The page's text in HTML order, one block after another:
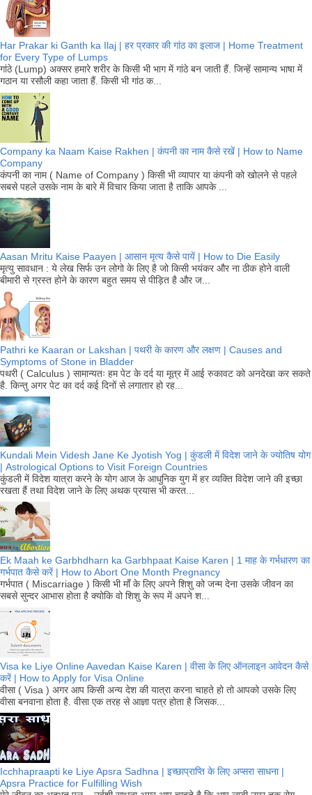
Har Prakar ki Ganth ka Ilaj | हर प्रकार की गांठ का इलाज | Home Treatment
for Every Type of Lumps
गांठे (Lump) अक्सर हमारे शरीर के किसी भी भाग में गांठे बन जाती हैं. जिन्हें सामान्य भाषा में
गठान या रसौली कहा जाता हैं. किसी भी गांठ क...
Company ka Naam Kaise Rakhen | कंपनी का नाम कैसे रखें | How to Name
Company
कंपनी का नाम ( Name of Company ) किसी भी व्यापार या कंपनी को खोलने से पहले
सबसे पहले उसके नाम के बारे में विचार किया जाता है ताकि आपके ...
Aasan Mritu Kaise Paayen | आसान मृत्य कैसे पायें | How to Die Easily
मृत्यु सावधान : ये लेख सिर्फ उन लोगो के लिए है जो किसी भयंकर और ना ठीक होने वाली
बीमारी से ग्रस्त होने के कारण बहुत समय से पीड़ित है और ज...
Pathri ke Kaaran or Lakshan | पथरी के कारण और लक्षण | Causes and
Symptoms of Stone in Bladder
पथरी ( Calculus ) सामान्यतः हम पेट के दर्द या मूत्र में आई रुकावट को अनदेखा कर सकते
है. किन्तु अगर पेट का दर्द कई दिनों से लगातार हो रह...
Kundali Mein Videsh Jane Ke Jyotish Yog | कुंडली में विदेश जाने के ज्योतिष योग
| Astrological Options to Visit Foreign Countries
कुंडली में विदेश यात्रा करने के योग आज के आधुनिक युग में हर व्यक्ति विदेश जाने की इच्छा
रखता हैं तथा विदेश जाने के लिए अथक प्रयास भी करत...
Ek Maah ke Garbhdharn ka Garbhpaat Kaise Karen | 1 माह के गर्भधारण का
गर्भपात कैसे करें | How to Abort One Month Pregnancy
गर्भपात ( Miscarriage ) किसी भी माँ के लिए अपने शिशु को जन्म देना उसके जीवन का
सबसे सुन्दर आभास होता है क्योकि वो शिशु के रूप में अपने श...
Visa ke Liye Online Aavedan Kaise Karen | वीसा के लिए ऑनलाइन आवेदन कैसे
करें | How to Apply for Visa Online
वीसा ( Visa ) अगर आप किसी अन्य देश की यात्रा करना चाहते हो तो आपको उसके लिए
वीसा बनवाना होता है. वीसा एक तरह से आज्ञा पत्र होता है जिसक...
Icchhapraapti ke Liye Apsra Sadhna | इच्छाप्राप्ति के लिए अप्सरा साधना |
Apsra Practice for Fulfilling Wish